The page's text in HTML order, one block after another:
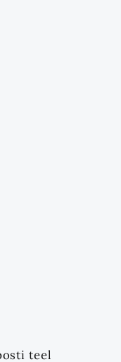
teel